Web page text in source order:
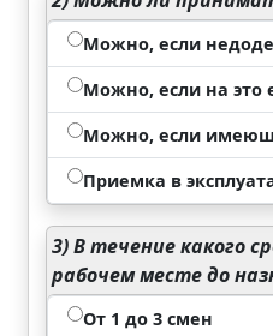
Можно, если
Можно, если на это
Можно, если
Приемка в
3)В течение какого
рабочем месте до
От 1 до 3 смен